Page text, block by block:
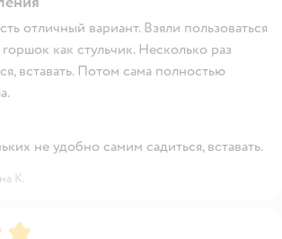
отличный вариант. Взяли пользоваться
как стульчик. Несколько раз
вставать. Потом сама полностью
не удобно самим садиться, вставать.
К.